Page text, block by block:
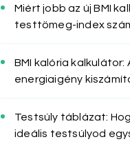
Miért jobb az új BMI
testtömeg-index
BMI kalória
energiaigény
Testsúly táblázat:
ideális testsúlyod